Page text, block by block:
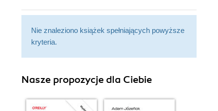
Nie znaleziono książek spełniających powyższe
kryteria.
Nasze propozycje dla Ciebie